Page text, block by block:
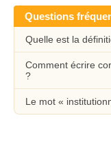
Questions
Quelle est la
Comment écrire
?
Le mot «